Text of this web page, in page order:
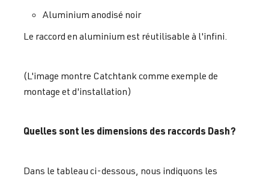
Aluminium anodisé noir
Le raccord en aluminium est réutilisable à l'infini.
(L'image montre Catchtank comme exemple de
montage et d'installation)
Quelles sont les dimensions des raccords Dash?
Dans le tableau ci-dessous, nous indiquons les